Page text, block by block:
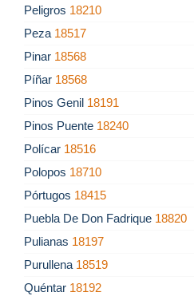
Peligros 18210
Peza 18517
Pinar 18568
Píñar 18568
Pinos Genil 18191
Pinos Puente 18240
Polícar 18516
Polopos 18710
Pórtugos 18415
Puebla De Don Fadrique 18820
Pulianas 18197
Purullena 18519
Quéntar 18192